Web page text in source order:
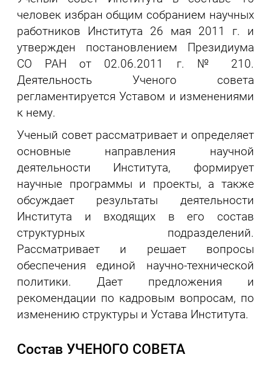
человек избран общим собранием научных
работников Института 26 мая 2011 г. и
утвержден постановлением Президиума
СО РАН от 02.06.2011 г. № 210.
Деятельность Ученого совета
регламентируется Уставом и изменениями
к нему.
Ученый совет рассматривает и определяет
основные направления научной
деятельности Института, формирует
научные программы и проекты, а также
обсуждает результаты деятельности
Института и входящих в его состав
структурных подразделений.
Рассматривает и решает вопросы
обеспечения единой научно-технической
политики. Дает предложения и
рекомендации по кадровым вопросам, по
изменению структуры и Устава Института.
Состав УЧЕНОГО СОВЕТА